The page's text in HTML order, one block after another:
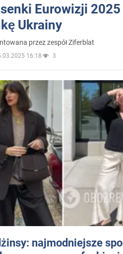
Eurowizji
Ukrainy
przez zespół Ziferblat
16:18 3
najmodniejsze